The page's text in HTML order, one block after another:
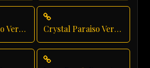
Crystal Paraiso Verde Shuttle Service Crystal Paraiso Verde Transfer